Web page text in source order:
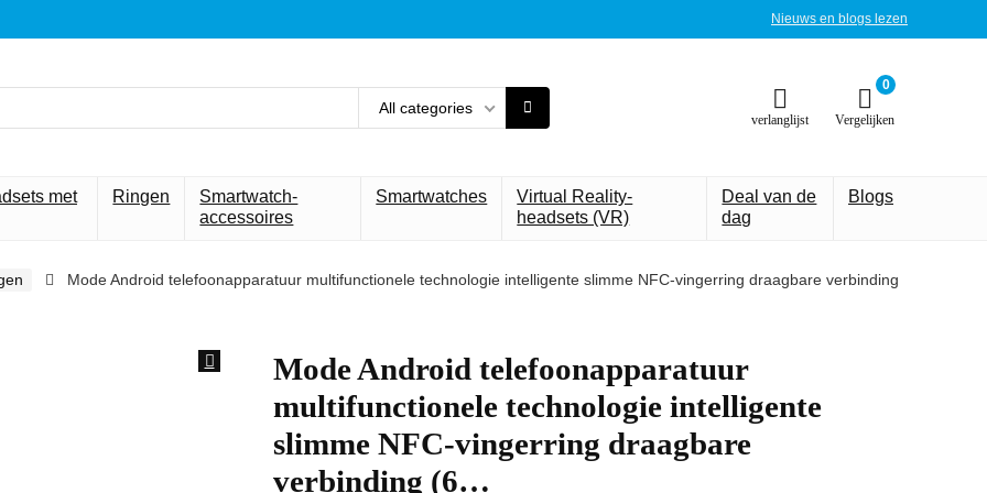
Nieuws en blogs lezen
All categories
verlanglijst
0
Vergelijken
met Ringen
Smartwatch-
accessoires
Smartwatches
Virtual Reality-
headsets (VR)
Deal van de
dag
Blogs
Mode Android telefoonapparatuur multifunctionele technologie intelligente slimme NFC-vingerring draagbare verbinding
Mode Android telefoonapparatuur
multifunctionele technologie intelligente
slimme NFC-vingerring draagbare
verbinding (6…